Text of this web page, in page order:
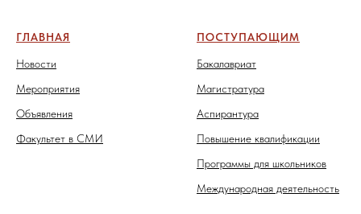
ГЛАВНАЯ
Новости
Мероприятия
Объявления
Факультет в СМИ
ПОСТУПАЮЩИМ
Бакалавриат
Магистратура
Аспирантура
Повышение квалификации
Программы для школьников
Международная деятельность